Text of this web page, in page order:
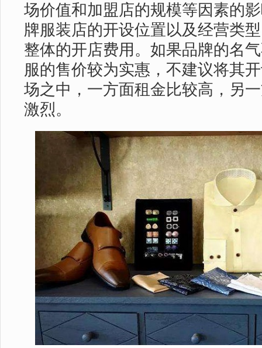
场价值和加盟店的规模等因素的
牌服装店的开设位置以及经营类
整体的开店费用。如果品牌的名
服的售价较为实惠，不建议将其
场之中，一方面租金比较高，另
激烈。